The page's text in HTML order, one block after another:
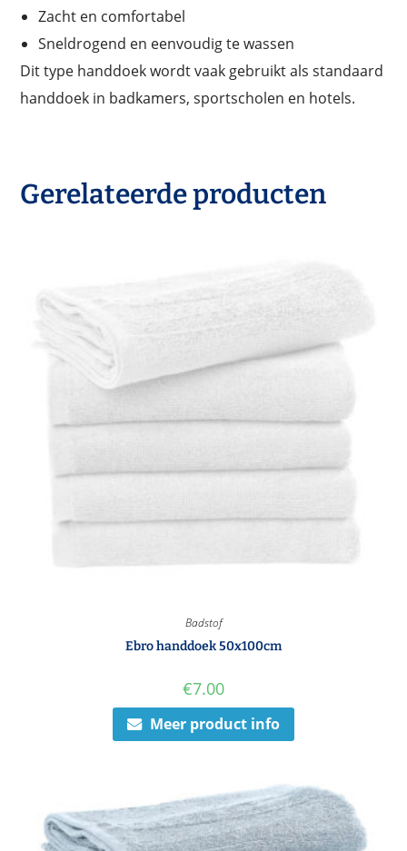
Zacht en comfortabel
Sneldrogend en eenvoudig te wassen
Dit type handdoek wordt vaak gebruikt als standaard
handdoek in badkamers, sportscholen en hotels.
Gerelateerde producten
Badstof
Ebro handdoek 50x100cm
€7.00
Meer product info